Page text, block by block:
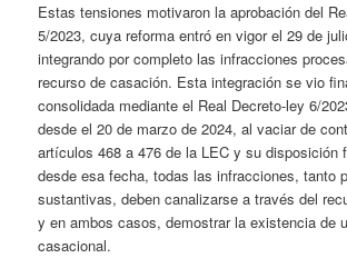
Estas tensiones motivaron la aprobación del
5/2023, cuya reforma entró en vigor el 29 de
integrando por completo las infracciones
recurso de casación. Esta integración se vio
consolidada mediante el Real Decreto-ley 6/
desde el 20 de marzo de 2024, al vaciar de
artículos 468 a 476 de la LEC y su disposición
desde esa fecha, todas las infracciones, tanto
sustantivas, deben canalizarse a través del
y en ambos casos, demostrar la existencia de
casacional.